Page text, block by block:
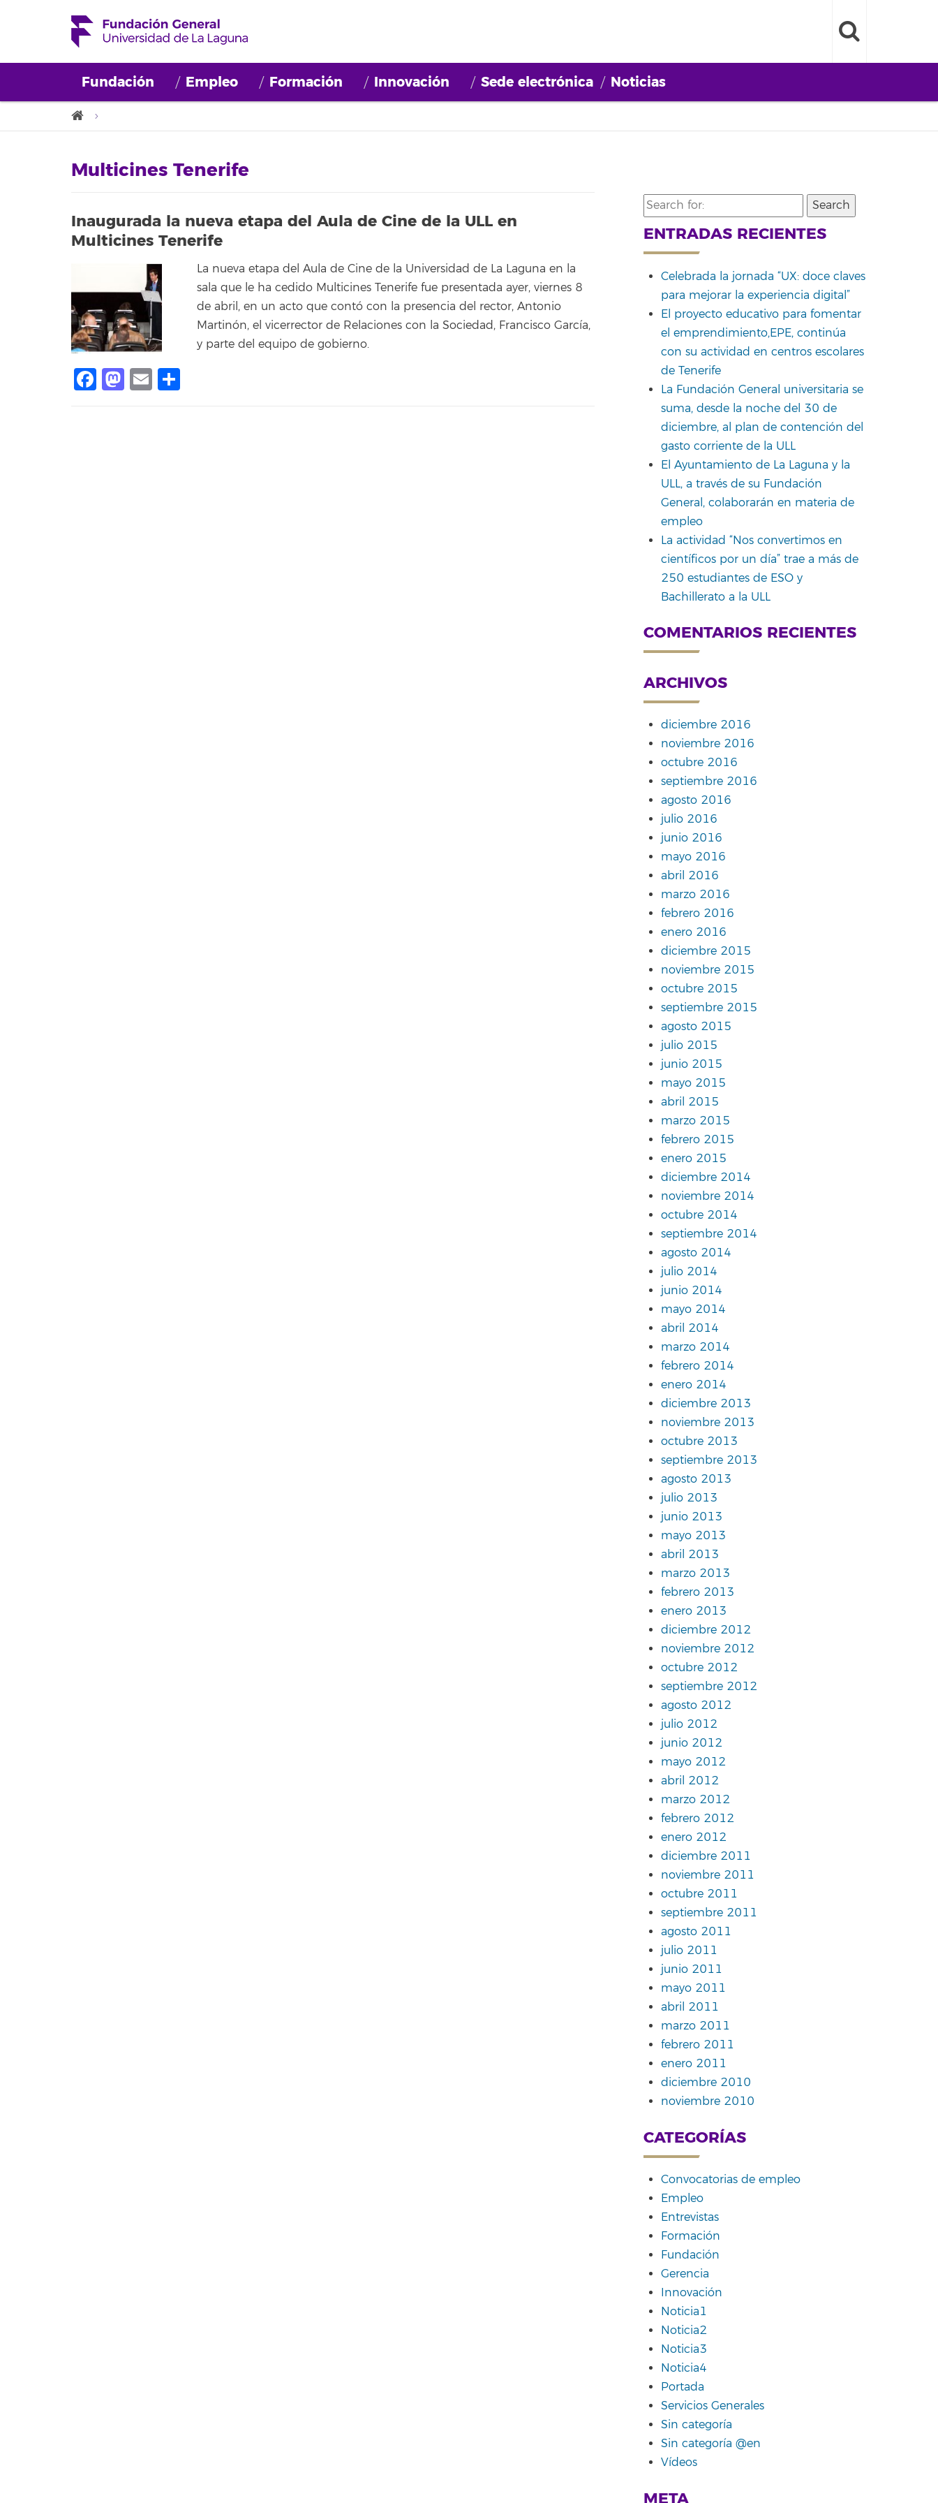
Fundación Empleo Formación Innovación Sede electrónica Noticias
Multicines Tenerife
Inaugurada la nueva etapa del Aula de Cine de la ULL en
Multicines Tenerife
La nueva etapa del Aula de Cine de la Universidad de La Laguna en la
sala que le ha cedido Multicines Tenerife fue presentada ayer, viernes 8
de abril, en un acto que contó con la presencia del rector, Antonio
Martinón, el vicerrector de Relaciones con la Sociedad, Francisco García,
y parte del equipo de gobierno.
Facebook
Mastodon
Email
Search
for:
ENTRADAS RECIENTES
Celebrada la jornada “UX: doce claves
para mejorar la experiencia digital”
El proyecto educativo para fomentar
el emprendimiento,EPE, continúa
con su actividad en centros escolares
de Tenerife
La Fundación General universitaria se
suma, desde la noche del 30 de
diciembre, al plan de contención del
gasto corriente de la ULL
El Ayuntamiento de La Laguna y la
ULL, a través de su Fundación
General, colaborarán en materia de
empleo
La actividad “Nos convertimos en
científicos por un día” trae a más de
250 estudiantes de ESO y
Bachillerato a la ULL
COMENTARIOS RECIENTES
ARCHIVOS
diciembre 2016
noviembre 2016
octubre 2016
septiembre 2016
agosto 2016
julio 2016
junio 2016
mayo 2016
abril 2016
marzo 2016
febrero 2016
enero 2016
diciembre 2015
noviembre 2015
octubre 2015
septiembre 2015
agosto 2015
julio 2015
junio 2015
mayo 2015
abril 2015
marzo 2015
febrero 2015
enero 2015
diciembre 2014
noviembre 2014
octubre 2014
septiembre 2014
agosto 2014
julio 2014
junio 2014
mayo 2014
abril 2014
marzo 2014
febrero 2014
enero 2014
diciembre 2013
noviembre 2013
octubre 2013
septiembre 2013
agosto 2013
julio 2013
junio 2013
mayo 2013
abril 2013
marzo 2013
febrero 2013
enero 2013
diciembre 2012
noviembre 2012
octubre 2012
septiembre 2012
agosto 2012
julio 2012
junio 2012
mayo 2012
abril 2012
marzo 2012
febrero 2012
enero 2012
diciembre 2011
noviembre 2011
octubre 2011
septiembre 2011
agosto 2011
julio 2011
junio 2011
mayo 2011
abril 2011
marzo 2011
febrero 2011
enero 2011
diciembre 2010
noviembre 2010
CATEGORÍAS
Convocatorias de empleo
Empleo
Entrevistas
Formación
Fundación
Gerencia
Innovación
Noticia1
Noticia2
Noticia3
Noticia4
Portada
Servicios Generales
Sin categoría
Sin categoría @en
Vídeos
META